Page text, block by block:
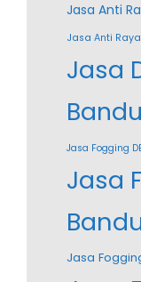
Jasa Anti
Jasa Anti
Jasa
Jasa Fogging
Jasa
Jasa